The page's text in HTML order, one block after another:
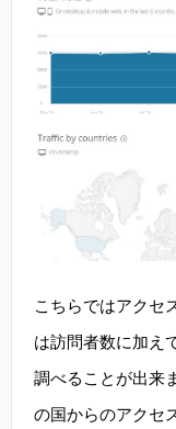
こちらではアクセ
は訪問者数に加え
調べることが出来
の国からのアクセ